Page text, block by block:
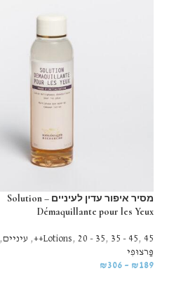
מסיר איפור עדין לעיניים – Solution
Démaquillante pour les Yeux
Lotions , 20 - 35 , 35 - 45 , 45++
, עיניים,
פַּרצוּפִי
₪189
–
₪306